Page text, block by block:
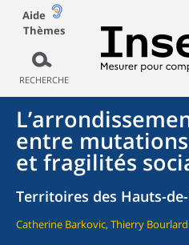
Aide
Thèmes
RECHERCHE
entre
et fragilités
Territoires des Hauts-
Catherine Barkovic, Thierry